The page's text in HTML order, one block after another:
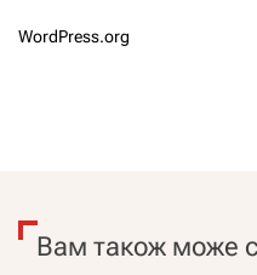
WordPress.org
Вам також може